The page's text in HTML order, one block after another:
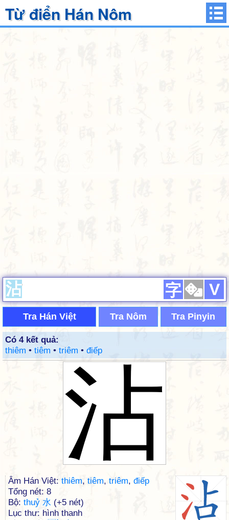
Từ điển Hán Nôm
字 V
Tra Hán Việt Tra Nôm Tra Pinyin
Có 4 kết quả:
thiêm • tiêm • triêm • điếp
沾
Âm Hán Việt: thiêm, tiêm, triêm, điếp
Tổng nét: 8
Bộ: thuỷ 水 (+5 nét)
Lục thư: hình thanh